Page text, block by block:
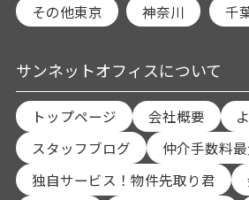
その他東京
神奈川 千
サンネットオフィスについて
トップページ 会社概要
スタッフブログ
仲介手数料
独自サービス！物件先取り君